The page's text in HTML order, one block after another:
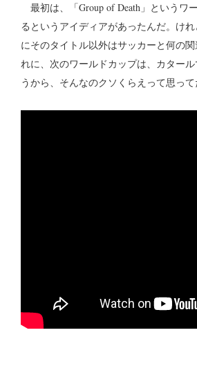
最初は、「Group of Death」というワ
るというアイディアがあったんだ。け
にそのタイトル以外はサッカーと何の
れに、次のワールドカップは、カター
うから、そんなのクソくらえって思って